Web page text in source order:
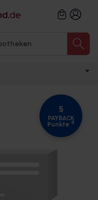
5
PAYBACK
Punkte 4